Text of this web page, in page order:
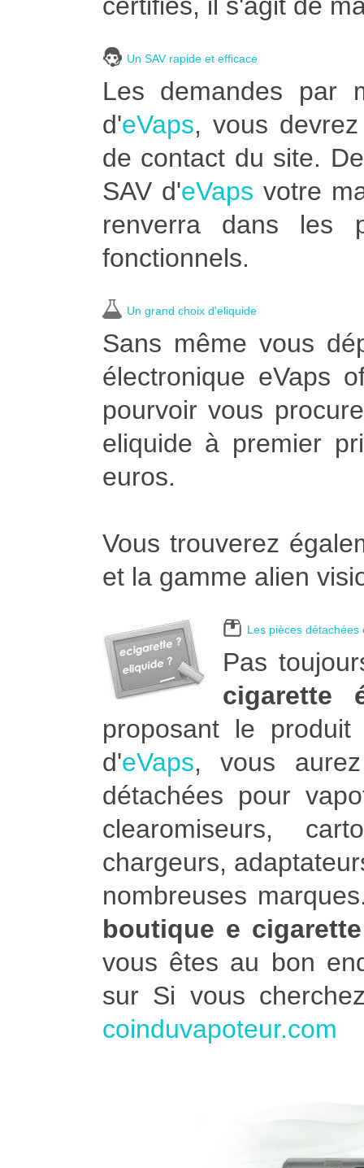
Un SAV rapide et efficace
Les demandes par
d'eVaps, vous
de contact du site.
SAV d'eVaps votre
renverra dans les
fonctionnels.
Un grand choix d'eliquide
Sans même vous
électronique eVaps
pourvoir vous
eliquide à premier
euros.
Vous trouverez
et la gamme alien
Les pièces détachées
Pas
cigarette
proposant le
d'eVaps, vous
détachées pour
clearomiseurs,
chargeurs,
nombreuses
boutique e
vous êtes au bon
sur Si vous
coinduvapoteur.com